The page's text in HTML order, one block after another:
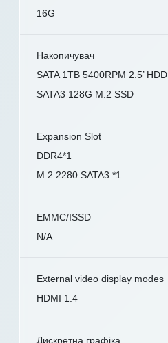
16G
Накопичувач
SATA 1TB 5400RPM 2.5’ HDD
SATA3 128G M.2 SSD
Expansion Slot
DDR4*1
M.2 2280 SATA3 *1
EMMC/ISSD
N/A
External video display modes
HDMI 1.4
Дискретна графіка